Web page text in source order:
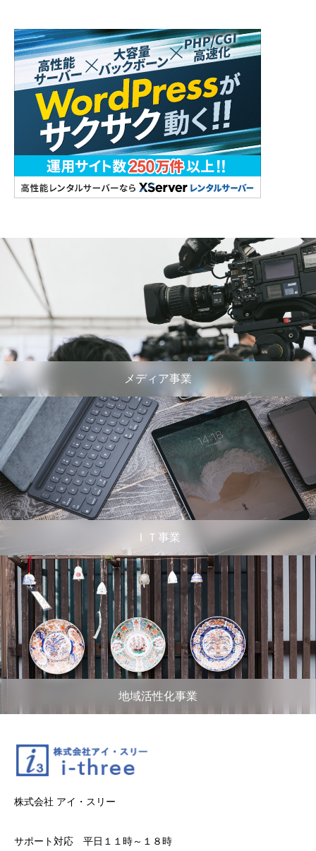
メディア事業
ＩＴ事業
地域活性化事業
株式会社 アイ・スリー
サポート対応 平日１１時～１８時